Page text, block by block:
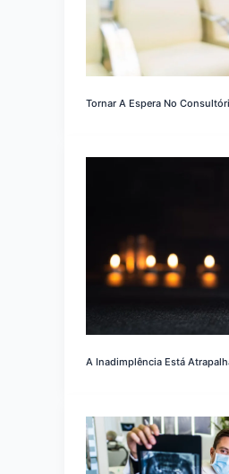
Tornar A Espera No
A Inadimplência Está